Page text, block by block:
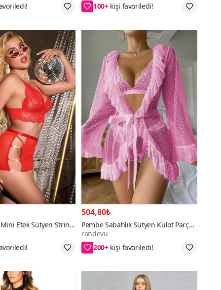
3XL,4XL
S/M,L/XL,2XL/3XL,4XL
Mini Etek Sütyen String
XL,4XL
504,80₺
Pembe Sabahlık Sütyen Külot Parça
Takım
randevu
200+
S/M,L/XL,2XL,3XL,4XL